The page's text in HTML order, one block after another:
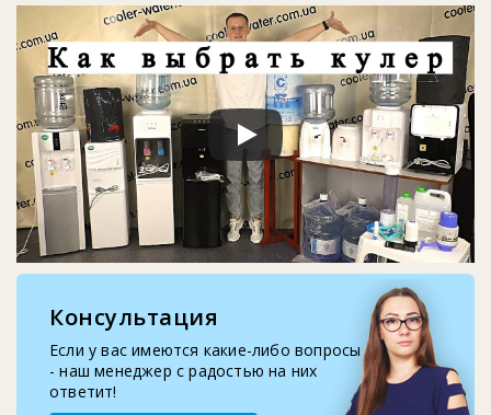
2026-01-12
Чистка и дезинфекция кулера для воды своим...
2026-01-05
Кулер воды не работает, не греет и не охла...
2025-11-07
Восстановление верхней крышки кулера
2025-10-29
Запчасти для помпы воды: шланг, носик, про...
2025-09-10
Замена бутыле-приемника кулера для воды
Консультация
Если у вас имеются какие-либо вопросы
- наш менеджер с радостью на них
ответит!